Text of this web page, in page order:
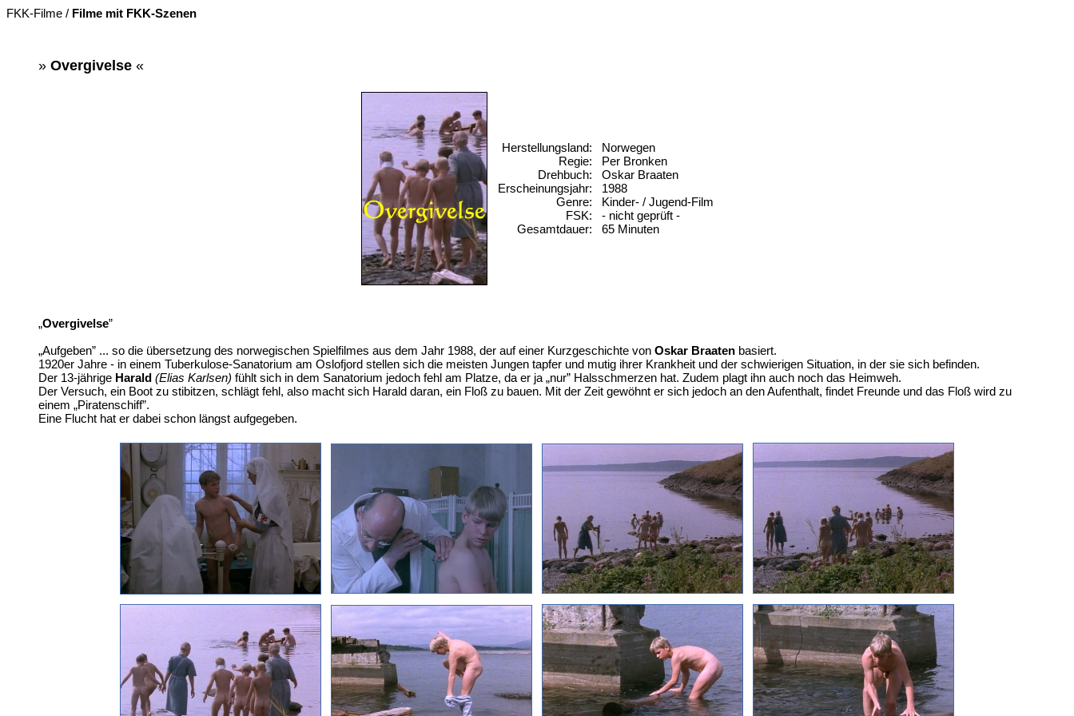
FKK-Filme / Filme mit FKK-Szenen
» Overgivelse «
Herstellungsland:
Regie:
Drehbuch:
Erscheinungsjahr:
Genre:
FSK:
Gesamtdauer:
Norwegen
Per Bronken
Oskar Braaten
1988
Kinder- / Jugend-Film
- nicht geprüft -
65 Minuten
„Overgivelse”
„Aufgeben” ... so die übersetzung des norwegischen Spielfilmes aus dem Jahr 1988, der auf einer Kurzgeschichte von Oskar Braaten basiert.
1920er Jahre - in einem Tuberkulose-Sanatorium am Oslofjord stellen sich die meisten Jungen tapfer und mutig ihrer Krankheit und der schwierigen Situation, in der sie sich befinden.
Der 13-jährige Harald (Elias Karlsen) fühlt sich in dem Sanatorium jedoch fehl am Platze, da er ja „nur” Halsschmerzen hat. Zudem plagt ihn auch noch das Heimweh.
Der Versuch, ein Boot zu stibitzen, schlägt fehl, also macht sich Harald daran, ein Floß zu bauen. Mit der Zeit gewöhnt er sich jedoch an den Aufenthalt, findet Freunde und das Floß wird zu
einem „Piratenschiff”.
Eine Flucht hat er dabei schon längst aufgegeben.